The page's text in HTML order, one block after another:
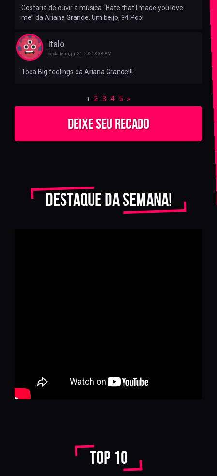
Gostaria de ouvir a música “Hate that I made you love
me” da Ariana Grande. Um beijo, 94 Pop!
Italo
sexta-feira, jul 31. 2026 8:38 AM
Toca Big feelings da Ariana Grande!!!
1 · 2 · 3 · 4· 5 · »
Deixe seu recado
Destaque da semana!
Top 10